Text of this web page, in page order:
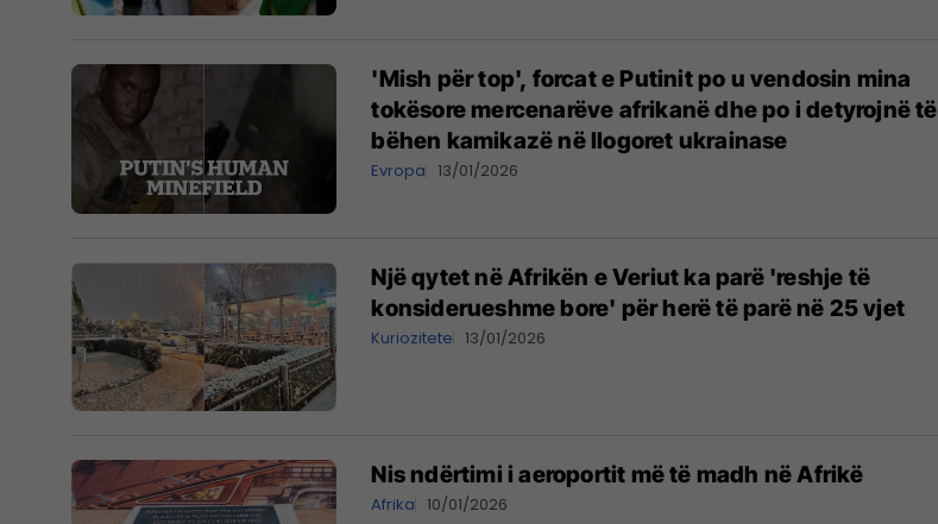
'Mish për top', forcat e Putinit po u vendosin mina
tokësore mercenarëve afrikanë dhe po i detyrojnë të
bëhen kamikazë në llogoret ukrainase
Evropa 13/01/2026
Një qytet në Afrikën e Veriut ka parë 'reshje të
konsiderueshme bore' për herë të parë në 25 vjet
Kuriozitete 13/01/2026
Nis ndërtimi i aeroportit më të madh në Afrikë
Afrika 10/01/2026